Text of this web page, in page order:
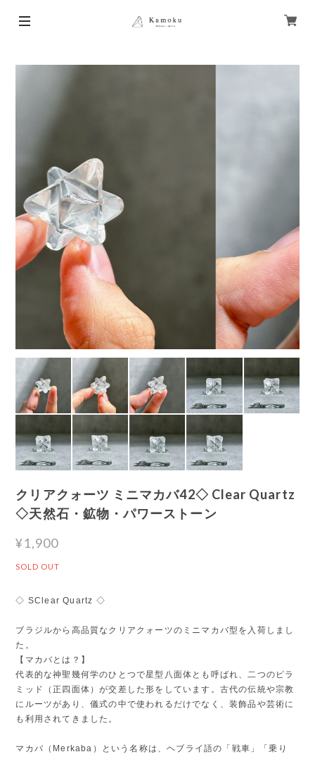
クリアクォーツ ミニマカバ42◇ Clear Quartz
◇天然石・鉱物・パワーストーン
¥1,900
SOLD OUT
◇ SClear Quartz ◇
ブラジルから高品質なクリアクォーツのミニマカバ型を入荷しまし
た。
【マカバとは？】
代表的な神聖幾何学のひとつで星型八面体とも呼ばれ、二つのピラ
ミッド（正四面体）が交差した形をしています。古代の伝統や宗教
にルーツがあり、儀式の中で使われるだけでなく、装飾品や芸術に
も利用されてきました。
マカバ（Merkaba）という名称は、ヘブライ語の「戦車」「乗り